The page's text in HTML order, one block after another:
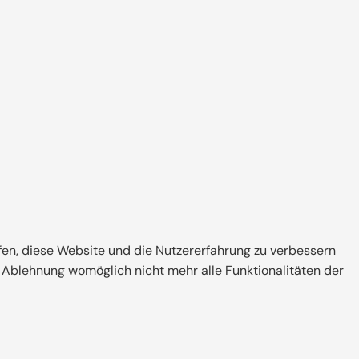
Chemikalien in
verbreitet. Gesund bauen bedarf jedoch
Dampfbremsen oder Dampfsperren
diese Website und die Nutzererfahrung zu verbessern
womöglich nicht mehr alle Funktionalitäten der